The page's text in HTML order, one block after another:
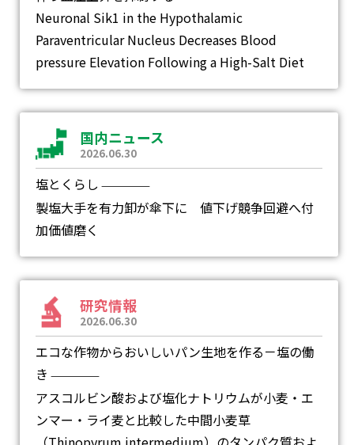
Neuronal Sik1 in the Hypothalamic
Paraventricular Nucleus Decreases Blood
pressure Elevation Following a High-Salt Diet
国内ニュース
2026.06.30
塩とくらし ―
製塩大手を有力卸が傘下に 値下げ競争回避へ付
加価値磨く
研究情報
2026.06.30
エコな作物からおいしいパン生地を作る－塩の働
き ―
アスコルビン酸および塩化ナトリウムが小麦・エ
ンマー・ライ麦と比較した中間小麦草